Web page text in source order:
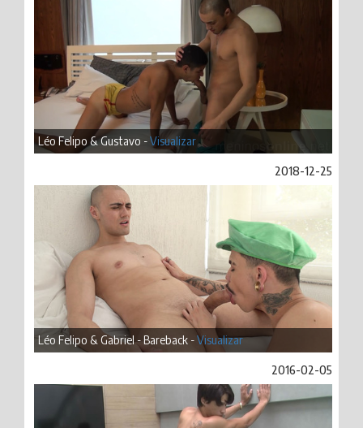
Léo Felipo & Gustavo -Visualizar
2018-12-25
Léo Felipo & Gabriel - Bareback -Visualizar
2016-02-05